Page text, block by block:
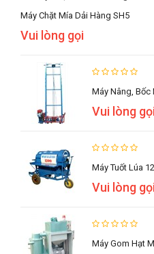
Máy Chặt Mía Dải Hàng SH5
Vui lòng gọi
Máy Nâng, Bốc
Vui lòng gọi
Máy Tuốt Lúa
Vui lòng gọi
Máy Gom Hạt